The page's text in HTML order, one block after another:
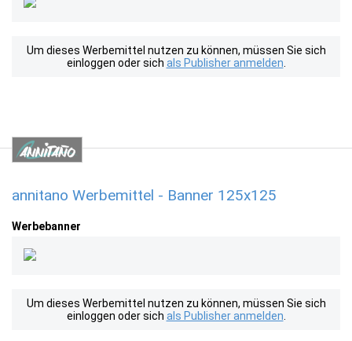
Um dieses Werbemittel nutzen zu können, müssen Sie sich
einloggen oder sich als Publisher anmelden
annitano Werbemittel - Banner 125x125
Werbebanner
Um dieses Werbemittel nutzen zu können, müssen Sie sich
einloggen oder sich als Publisher anmelden